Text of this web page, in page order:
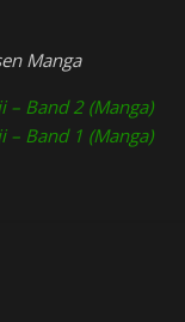
Manga
– Band 2 (Manga)
– Band 1 (Manga)